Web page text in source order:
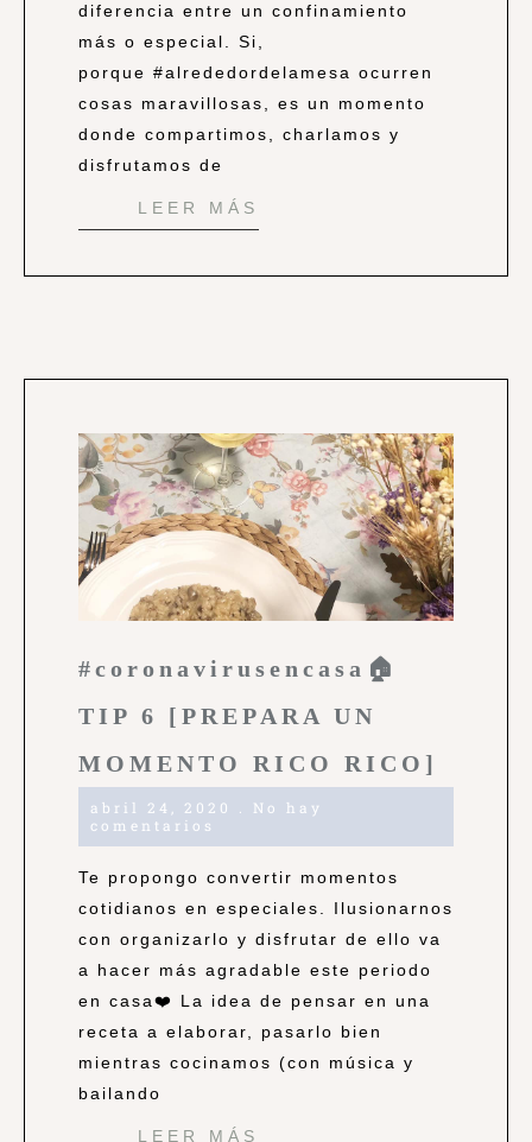
diferencia entre un confinamiento
más o especial. Si,
porque #alrededordelamesa ocurren
cosas maravillosas, es un momento
donde compartimos, charlamos y
disfrutamos de
LEER MÁS
#coronavirusencasa🏠
TIP 6 [PREPARA UN
MOMENTO RICO RICO]
abril 24, 2020
No hay
comentarios
Te propongo convertir momentos
cotidianos en especiales. Ilusionarnos
con organizarlo y disfrutar de ello va
a hacer más agradable este periodo
en casa❤️ La idea de pensar en una
receta a elaborar, pasarlo bien
mientras cocinamos (con música y
bailando
LEER MÁS